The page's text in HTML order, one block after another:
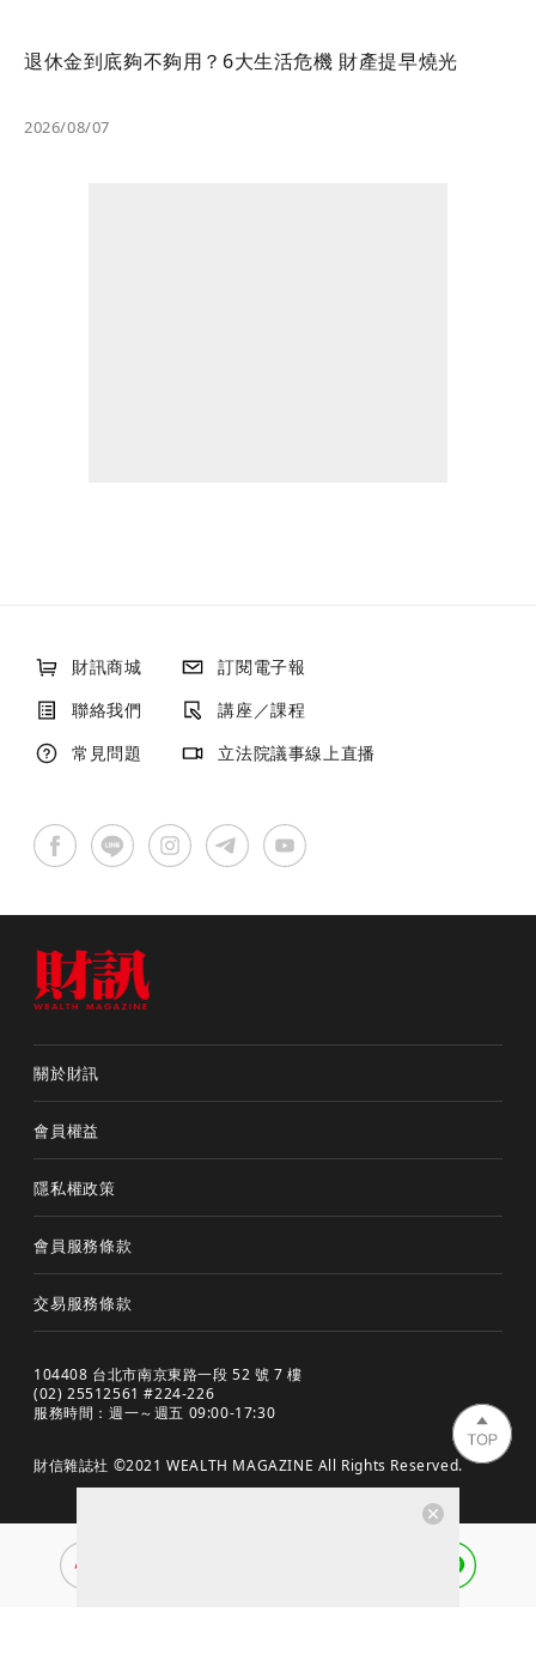
退休金到底夠不夠用？6大生活危機 財產提早燒光
2026/08/07
財訊商城
訂閱電子報
聯絡我們
講座／課程
常見問題
立法院議事線上直播
關於財訊
會員權益
隱私權政策
會員服務條款
交易服務條款
104408 台北市南京東路一段 52 號 7 樓
(02) 25512561 #224-226
服務時間：週一～週五 09:00-17:30
財信雜誌社 ©2021 WEALTH MAGAZINE All Rights Reserved.